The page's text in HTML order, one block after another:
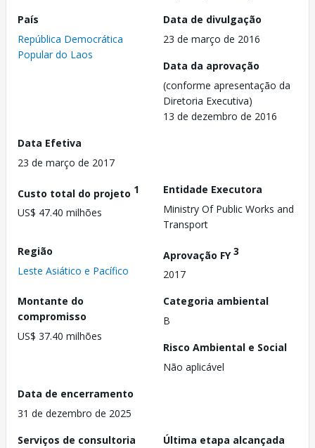
País
República Democrática
Popular do Laos
Data de divulgação
23 de março de 2016
Data da aprovação
(conforme apresentação da
Diretoria Executiva)
13 de dezembro de 2016
Data Efetiva
23 de março de 2017
Custo total do projeto 1
US$ 47.40 milhões
Entidade Executora
Ministry Of Public Works and
Transport
Região
Leste Asiático e Pacífico
Aprovação FY3
2017
Montante do
compromisso
US$ 37.40 milhões
Categoria ambiental
B
Risco Ambiental e Social
Não aplicável
Data de encerramento
31 de dezembro de 2025
Serviços de consultoria
Última etapa alcançada